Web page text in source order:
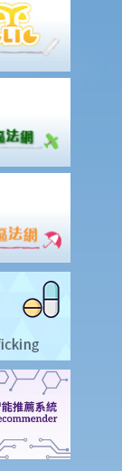
）？
任？
些賠償？
人可獲哪些賠
醫藥費）？
交法院的時限是